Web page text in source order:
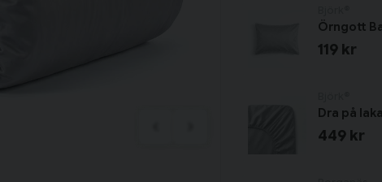
Örngott
119 kr
Dra på
449 kr